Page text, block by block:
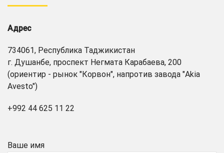
Адрес
734061, Республика Таджикистан
г. Душанбе, проспект Негмата Карабаева, 200
(ориентир - рынок "Корвон", напротив завода "Akia
Avesto")
+992 44 625 11 22
Ваше имя